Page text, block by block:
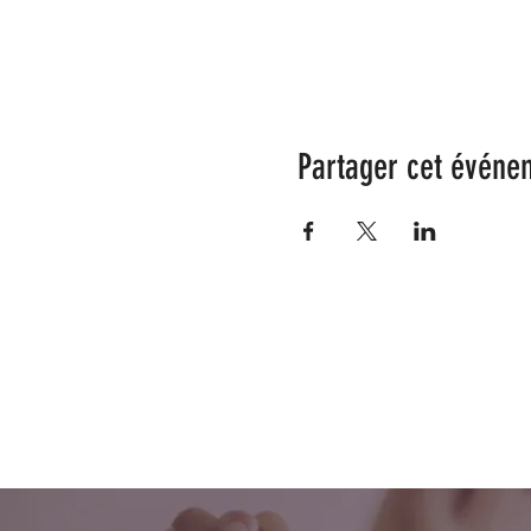
Partager cet